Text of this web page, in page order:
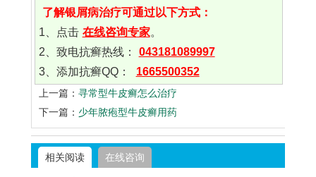
了解银屑病治疗可通过以下方式：
1、点击 在线咨询专家。
2、致电抗癣热线：
043181089997
3、添加抗癣QQ：
1665500352
上一篇： 寻常型牛皮癣怎么治疗
下一篇： 少年脓疱型牛皮癣用药
相关阅读 在线咨询